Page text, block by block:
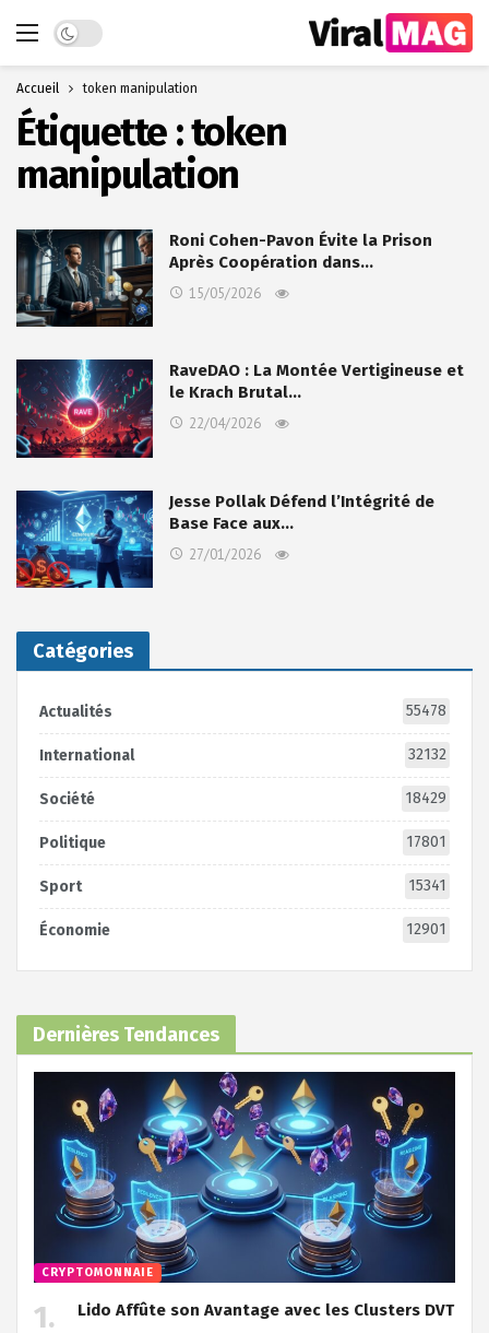
Dark mode
Accueil token manipulation
Étiquette :token
manipulation
Roni Cohen-Pavon Évite la Prison
Après Coopération dans…
15/05/2026
RaveDAO : La Montée Vertigineuse et
le Krach Brutal…
22/04/2026
Jesse Pollak Défend l’Intégrité de
Base Face aux…
27/01/2026
Catégories
Actualités 55478
International 32132
Société 18429
Politique 17801
Sport 15341
Économie 12901
Dernières Tendances
CRYPTOMONNAIE
Lido Affûte son Avantage avec les Clusters DVT